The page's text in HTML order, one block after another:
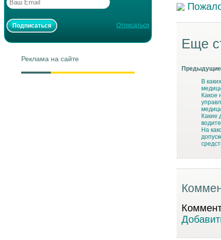
Отписаться
Реклама на сайте
Еще
Предыдущие
В
Какое
Какие
На